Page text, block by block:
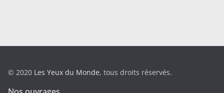
e
© 2020 Les Yeux du Monde, tous droits réservés.